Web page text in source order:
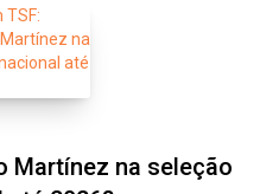
Martínez na seleção